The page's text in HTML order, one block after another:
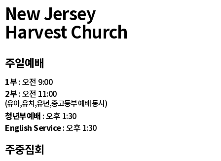
New Jersey
Harvest Church
주일예배
1부 : 오전 9:00
2부 : 오전 11:00
(유아,유치,유년,중고등부 예배 동시)
청년부예배 : 오후 1:30
English Service: 오후 1:30
주중집회